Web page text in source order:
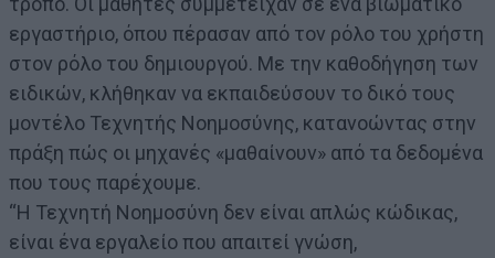
εργαστήριο, όπου πέρασαν από τον ρόλο του χρήστη
στον ρόλο του δημιουργού. Με την καθοδήγηση των
ειδικών, κλήθηκαν να εκπαιδεύσουν το δικό τους
μοντέλο Τεχνητής Νοημοσύνης, κατανοώντας στην
πράξη πώς οι μηχανές «μαθαίνουν» από τα δεδομένα
που τους παρέχουμε.
“Η Τεχνητή Νοημοσύνη δεν είναι απλώς κώδικας,
είναι ένα εργαλείο που απαιτεί γνώση,